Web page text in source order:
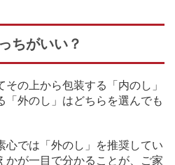
ちがいい？
の上から包装する「内のし」
「外のし」はどちらを選んでも
心では「外のし」を推奨してい
かが一目で分かることが、ご家